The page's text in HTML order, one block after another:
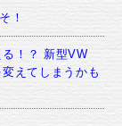
！
！？ 新型VW
えてしまうかも